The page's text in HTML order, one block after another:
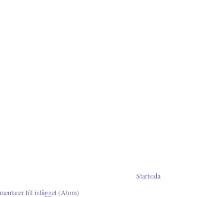
Startsida
till inlägget (Atom)